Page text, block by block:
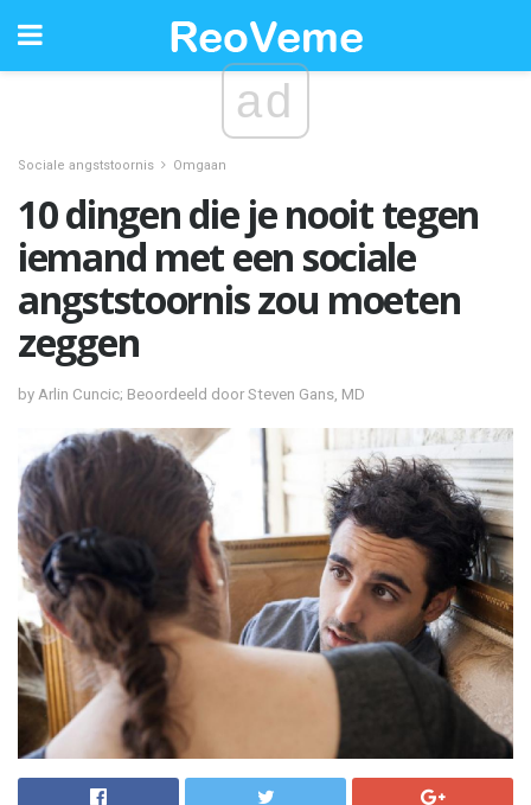
ad
Sociale angststoornis Omgaan
10 dingen die je nooit tegen
iemand met een sociale
angststoornis zou moeten
zeggen
by Arlin Cuncic; Beoordeeld door Steven Gans, MD